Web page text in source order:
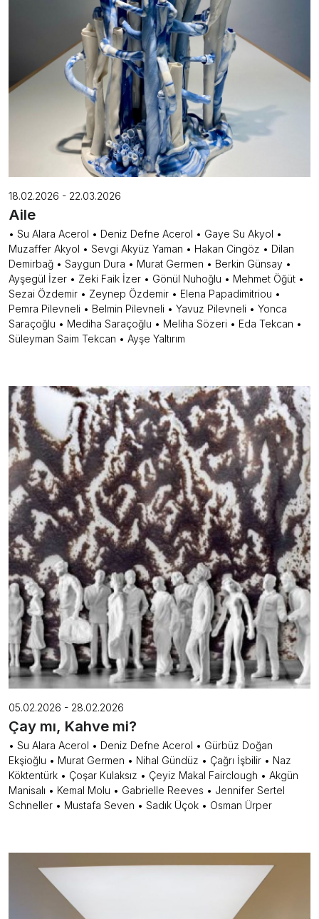
18.02.2026 - 22.03.2026
Aile
• Su Alara Acerol • Deniz Defne Acerol • Gaye Su Akyol •
Muzaffer Akyol • Sevgi Akyüz Yaman • Hakan Cingöz • Dilan
Demirbağ • Saygun Dura • Murat Germen • Berkin Günsay •
Ayşegül İzer • Zeki Faik İzer • Gönül Nuhoğlu • Mehmet Öğüt •
Sezai Özdemir • Zeynep Özdemir • Elena Papadimitriou •
Pemra Pilevneli • Belmin Pilevneli • Yavuz Pilevneli • Yonca
Saraçoğlu • Mediha Saraçoğlu • Meliha Sözeri • Eda Tekcan •
Süleyman Saim Tekcan • Ayşe Yaltırım
05.02.2026 - 28.02.2026
Çay mı, Kahve mi?
• Su Alara Acerol • Deniz Defne Acerol • Gürbüz Doğan
Ekşioğlu • Murat Germen • Nihal Gündüz • Çağrı İşbilir • Naz
Köktentürk • Çoşar Kulaksız • Çeyiz Makal Fairclough • Akgün
Manisalı • Kemal Molu • Gabrielle Reeves • Jennifer Sertel
Schneller • Mustafa Seven • Sadık Üçok • Osman Ürper